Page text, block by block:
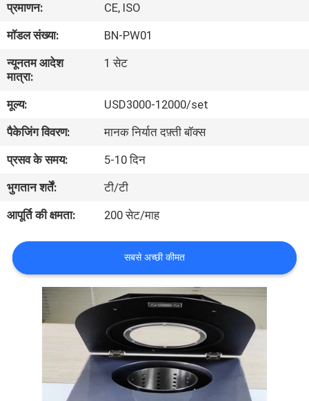
हमारे
बारे
में
कारखाना
भ्रमण
गुणवत्ता
नियंत्रण
संपर्क
करें
प्रमाणन:
CE, ISO
मॉडल संख्या:
BN-PW01
न्यूनतम आदेश
मात्रा:
1 सेट
मूल्य:
USD3000-12000/set
पैकेजिंग विवरण:
मानक निर्यात दफ़्ती बॉक्स
प्रसव के समय:
5-10 दिन
भुगतान शर्तें:
टी/टी
आपूर्ति की क्षमता:
200 सेट/माह
सबसे अच्छी कीमत